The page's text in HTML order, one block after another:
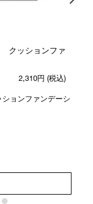
クッションファ
2,310円 (税込)
ョンファンデーシ